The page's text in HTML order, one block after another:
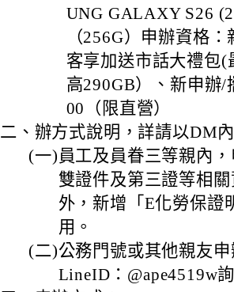
UNG GALAXY S26
（256G）申辦資格
客享加送市話大禮包
高290GB）、新申辦
00（限直營）
二、 辦方式說明，詳請以DM
(一) 員工及員眷三等親內
雙證件及第三證等相
外，新增「E化勞保證
用。
(二)公務門號或其他親友
LineID：@ape4519w